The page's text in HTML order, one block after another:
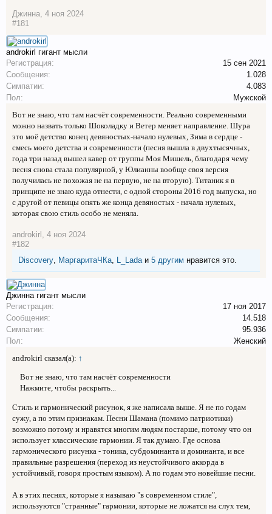
Джинна 4 ноя 2024
#181
androkirl гигант мысли
Регистрация:
15 сен 2021
Сообщения:
1.028
Симпатии:
4.083
Пол:
Мужской
Вот не знаю, что там насчёт современности. Реально современными
можно назвать только Шоколадку и Ветер меняет направление. Шура
это моё детство конец девяностых-начало нулевых, Зима в сердце -
смесь моего детства и современности (песня вышла в двухтысячных,
года три назад вышел кавер от группы Моя Мишель, благодаря чему
песня снова стала популярной, у Юлианны вообще своя версия
получилась не похожая не на первую, не на вторую). Титаник я в
принципе не знаю куда отнести, с одной стороны 2016 год выпуска, но
с другой от певицы опять же конца девяностых - начала нулевых,
которая свою стиль особо не меняла.
androkirl
4 ноя 2024
#182
Discovery
МаргаритаЧКа L_Lada и 5 другим нравится это.
Джинна гигант мысли
Регистрация:
17 ноя 2017
Сообщения:
14.518
Симпатии:
95.936
Пол:
Женский
androkirl сказал(а): ↑
Вот не знаю, что там насчёт современности
Нажмите, чтобы раскрыть...
Стиль и гармонический рисунок, я же написала выше. Я не по годам
сужу, а по этим признакам. Песни Шамана (помимо патриотики)
возможно потому и нравятся многим людям постарше, потому что он
использует классические гармонии. Я так думаю. Где основа
гармонического рисунка - тоника, субдоминанта и доминанта, и все
правильные разрешения (переход из неустойчивого аккорда в
устойчивый, говоря простым языком). А по годам это новейшие песни.
А в этих песнях, которые я называю "в современном стиле",
используются "странные" гармонии, которые не ложатся на слух тем,